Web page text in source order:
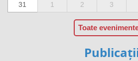
31
1 2 3
Toate